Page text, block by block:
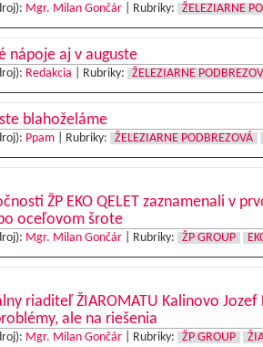
Mgr. Milan Gončár| Rubriky: ŽELEZIARNE
nápoje aj v auguste
Redakcia Rubriky: ŽELEZIARNE
blahoželáme
Ppam| Rubriky: ŽELEZIARNE PODBREZOVÁ
ŽP EKO QELET zaznamenali v
oceľovom šrote
Mgr. Milan Gončár| Rubriky: ŽP GROUP
riaditeľ ŽIAROMATU Kalinovo
ale na riešenia
Mgr. Milan Gončár| Rubriky: ŽP GROUP